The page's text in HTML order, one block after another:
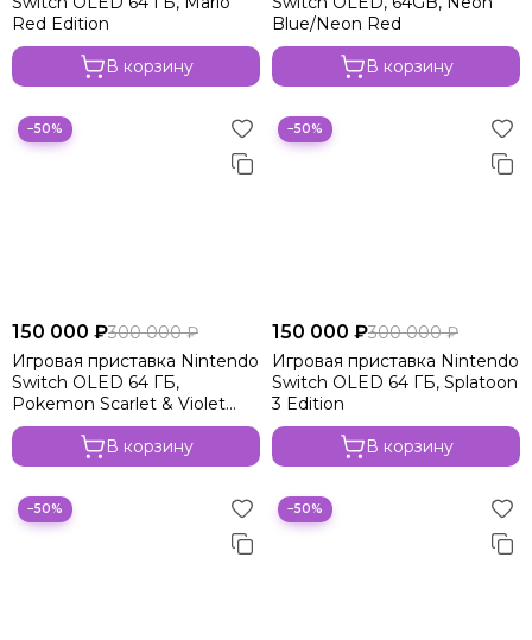
Red Edition
В корзину
Blue/Neon Red
В корзину
−50%
150 000 ₽300 000 ₽
Игровая приставка Nintendo
Switch OLED 64 ГБ,
Pokemon Scarlet & Violet
Edition
В корзину
−50%
150 000 ₽300 000 ₽
Игровая приставка Nintendo
Switch OLED 64 ГБ, Splatoon
3 Edition
В корзину
−50% −50%